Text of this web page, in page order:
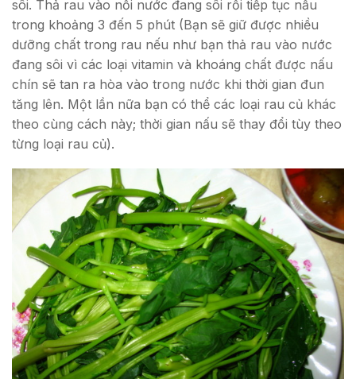
sôi. Thả rau vào nồi nước đang sôi rồi tiếp tục nấu
trong khoảng 3 đến 5 phút (Bạn sẽ giữ được nhiều
dưỡng chất trong rau nếu như bạn thả rau vào nước
đang sôi vì các loại vitamin và khoáng chất được nấu
chín sẽ tan ra hòa vào trong nước khi thời gian đun
tăng lên. Một lần nữa bạn có thể các loại rau củ khác
theo cùng cách này; thời gian nấu sẽ thay đổi tùy theo
từng loại rau củ).